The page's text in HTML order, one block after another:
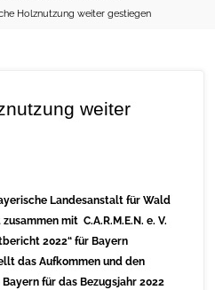
Holznutzung weiter gestiegen
weiter
Landesanstalt für Wald
mit C.A.R.M.E.N. e. V.
2022“ für Bayern
das Aufkommen und den
für das Bezugsjahr 2022